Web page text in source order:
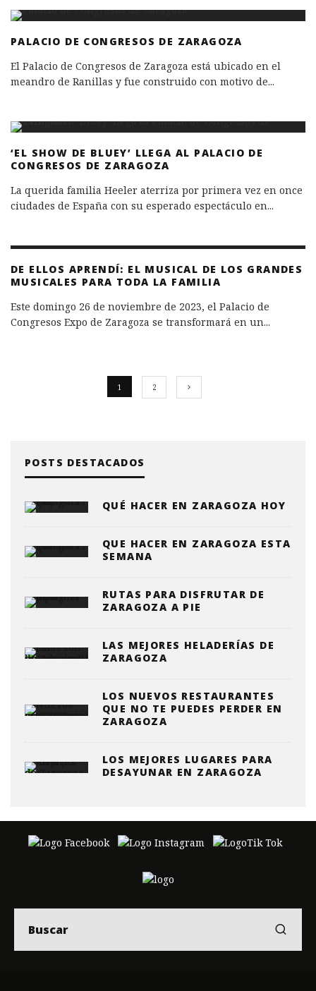
PALACIO DE CONGRESOS DE ZARAGOZA
El Palacio de Congresos de Zaragoza está ubicado en el
meandro de Ranillas y fue construido con motivo de...
‘EL SHOW DE BLUEY’ LLEGA AL PALACIO DE
CONGRESOS DE ZARAGOZA
La querida familia Heeler aterriza por primera vez en once
ciudades de España con su esperado espectáculo en...
DE ELLOS APRENDÍ: EL MUSICAL DE LOS GRANDES
MUSICALES PARA TODA LA FAMILIA
Este domingo 26 de noviembre de 2023, el Palacio de
Congresos Expo de Zaragoza se transformará en un...
1 2
POSTS DESTACADOS
QUÉ HACER EN ZARAGOZA HOY
QUE HACER EN ZARAGOZA ESTA
SEMANA
RUTAS PARA DISFRUTAR DE
ZARAGOZA A PIE
LAS MEJORES HELADERÍAS DE
ZARAGOZA
LOS NUEVOS RESTAURANTES
QUE NO TE PUEDES PERDER EN
ZARAGOZA
LOS MEJORES LUGARES PARA
DESAYUNAR EN ZARAGOZA